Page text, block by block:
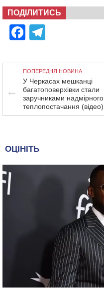
ПОДІЛИТИСЬ
Facebook
ПОПЕРЕДНЯ НОВИНА
У Черкасах мешканці
багатоповерхівки стали
заручниками надмірного
теплопостачання (відео)